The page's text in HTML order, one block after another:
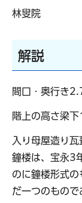
林叟院
解説
間口・奥行き
階上の高さ梁
入り母屋造り
鐘楼は、宝永3
のに鐘楼形式
だ一つのもので